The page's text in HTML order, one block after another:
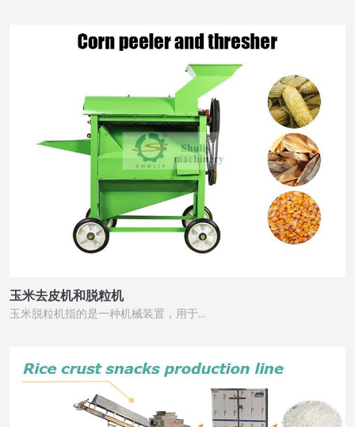
玉米去皮机和脱粒机
玉米脱粒机指的是一种机械装置，用于…